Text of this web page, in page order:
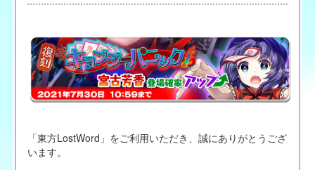
「東方LostWord」をご利用いただき、誠にありがとうござ
います。